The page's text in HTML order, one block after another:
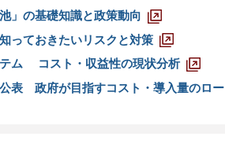
」の基礎知識と政策動向
っておきたいリスクと対策
ム コスト・収益性の現状分析
表 政府が目指すコスト・導入量のロー